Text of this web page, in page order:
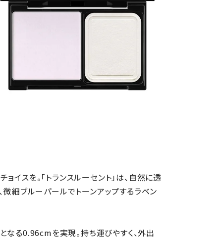
スを。「トランスルーセント」は、自然に透
微細ブルーパールでトーンアップするラベン
なる0.96cmを実現。持ち運びやすく、外出